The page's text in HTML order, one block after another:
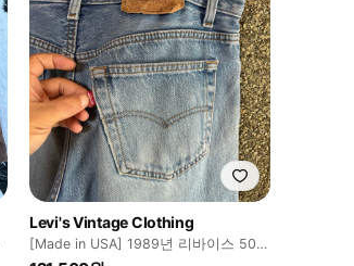
Levi's Vintage Clothing
[Made in USA] 1989년 리바이스 501
미국산 빈티지 W34